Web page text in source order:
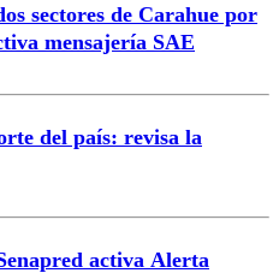
sectores de Carahue por
mensajería SAE
del país: revisa la
activa Alerta